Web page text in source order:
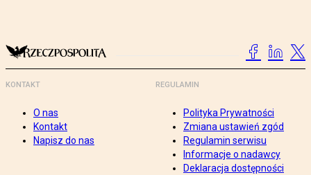
KONTAKT
O nas
Kontakt
Napisz do nas
REGULAMIN
Polityka Prywatności
Zmiana ustawień zgód
Regulamin serwisu
Informacje o nadawcy
Deklaracja dostępności